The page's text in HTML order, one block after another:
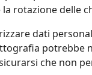
la rotazione delle
dati
che non